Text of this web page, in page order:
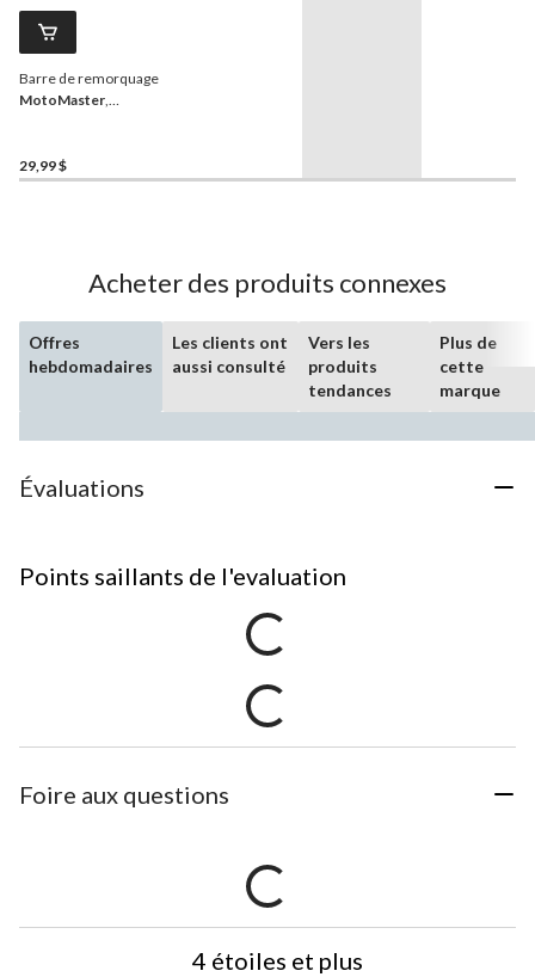
Barre de remorquage
MotoMaster,
29,99 $
Acheter des produits connexes
Offres
hebdomadaires
Les clients ont
aussi consulté
Vers les
produits
tendances
Plus de
cette
marque
Évaluations
Points saillants de l'evaluation
Foire aux questions
4 étoiles et plus